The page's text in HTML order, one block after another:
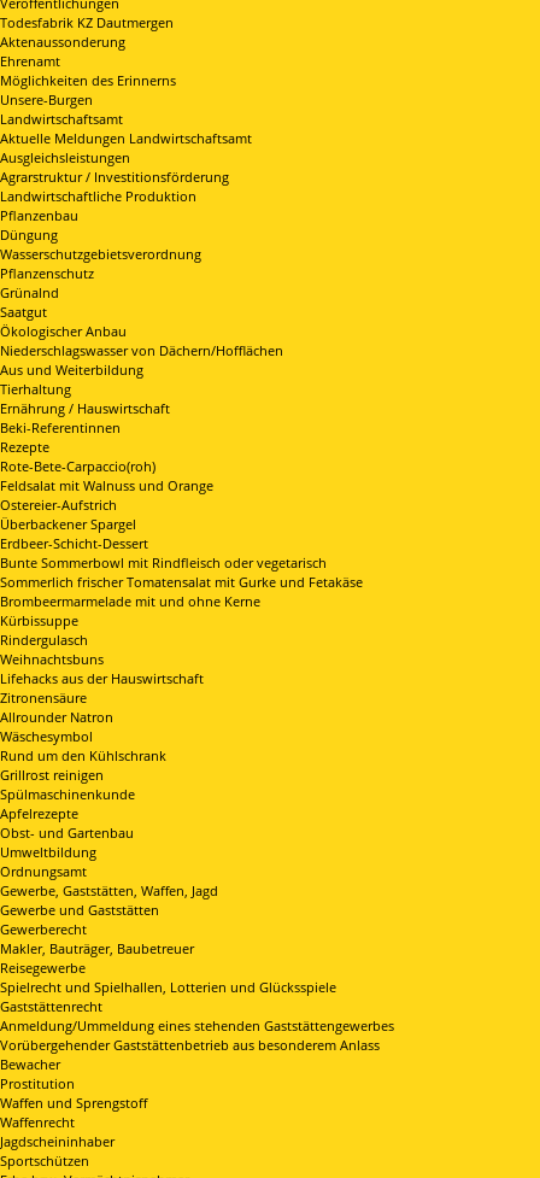
Todesfabrik KZ Dautmergen
Aktenaussonderung
Ehrenamt
Möglichkeiten des Erinnerns
Unsere-Burgen
Landwirtschaftsamt
Aktuelle Meldungen Landwirtschaftsamt
Ausgleichsleistungen
Agrarstruktur / Investitionsförderung
Landwirtschaftliche Produktion
Pflanzenbau
Düngung
Wasserschutzgebietsverordnung
Pflanzenschutz
Grünalnd
Saatgut
Ökologischer Anbau
Niederschlagswasser von Dächern/Hofflächen
Aus und Weiterbildung
Tierhaltung
Ernährung / Hauswirtschaft
Beki-Referentinnen
Rezepte
Rote-Bete-Carpaccio(roh)
Feldsalat mit Walnuss und Orange
Ostereier-Aufstrich
Überbackener Spargel
Erdbeer-Schicht-Dessert
Bunte Sommerbowl mit Rindfleisch oder vegetarisch
Sommerlich frischer Tomatensalat mit Gurke und Fetakäse
Brombeermarmelade mit und ohne Kerne
Kürbissuppe
Rindergulasch
Weihnachtsbuns
Lifehacks aus der Hauswirtschaft
Zitronensäure
Allrounder Natron
Wäschesymbol
Rund um den Kühlschrank
Grillrost reinigen
Spülmaschinenkunde
Apfelrezepte
Obst- und Gartenbau
Umweltbildung
Ordnungsamt
Gewerbe, Gaststätten, Waffen, Jagd
Gewerbe und Gaststätten
Gewerberecht
Makler, Bauträger, Baubetreuer
Reisegewerbe
Spielrecht und Spielhallen, Lotterien und Glücksspiele
Gaststättenrecht
Anmeldung/Ummeldung eines stehenden Gaststättengewerbes
Vorübergehender Gaststättenbetrieb aus besonderem Anlass
Bewacher
Prostitution
Waffen und Sprengstoff
Waffenrecht
Jagdscheininhaber
Sportschützen